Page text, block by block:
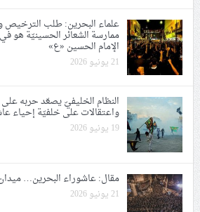
علماء البحرين: طلب الترخيص
ممارسة الشعائر الحسينيّة هو
الإمام الحسين «ع»
21 يونيو 2026
النظام الخليفيّ يصعّد حربه
واعتقالات على خلفيّة إحياء
19 يونيو 2026
مقال: عاشوراء البحرين… ميدان
21 يونيو 2026